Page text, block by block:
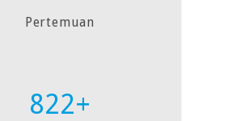
Pertemuan
822+